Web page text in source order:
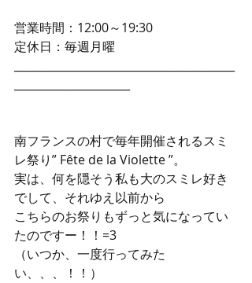
営業時間：12:00～19:30
定休日：毎週月曜
南フランスの村で毎年開催されるスミ
レ祭り” Fête de la Violette ”。
実は、何を隠そう私も大のスミレ好き
でして、それゆえ以前から
こちらのお祭りもずっと気になってい
たのですー！！=3
（いつか、一度行ってみた
い、、、！！）